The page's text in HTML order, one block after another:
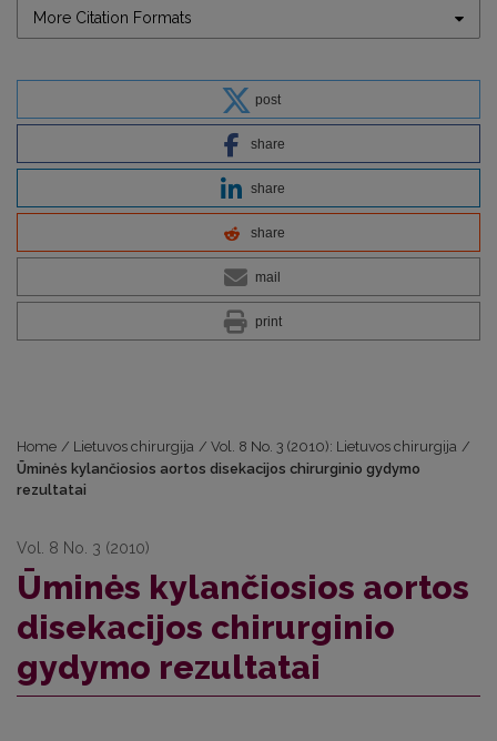
More Citation Formats
post
share
share
share
mail
print
Home / Lietuvos chirurgija / Vol. 8 No. 3 (2010): Lietuvos chirurgija /
Ūminės kylančiosios aortos disekacijos chirurginio gydymo
rezultatai
Vol. 8 No. 3 (2010)
Ūminės kylančiosios aortos
disekacijos chirurginio
gydymo rezultatai